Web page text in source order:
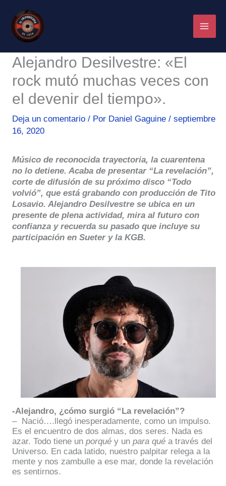
contenido
Alejandro Desilvestre: «El
rock mutó muchas veces con
el devenir del tiempo».
Deja un comentario / Por Daniel Gaguine / septiembre
16, 2020
Músico de reconocida trayectoria, la cuarentena
no lo detiene. Acaba de presentar “La revelación”,
corte de difusión de su próximo disco “Todo
volvió”, que está grabando con producción de Tito
Losavio. Alejandro Desilvestre se ubica en un
presente de plena actividad, mira al futuro con
confianza y recuerda su pasado que incluye su
participación en Sueter y la KGB.
-Alejandro, ¿cómo surgió “La revelación”?
– Nació….llegó inesperadamente, como un impulso.
Es el encuentro de dos almas, dos seres. Nada es
azar. Todo tiene un porqué y un para qué a través del
Universo. En cada latido, nuestro palpitar relega a la
mente y nos zambulle a ese mar, donde la revelación
es sentirnos.